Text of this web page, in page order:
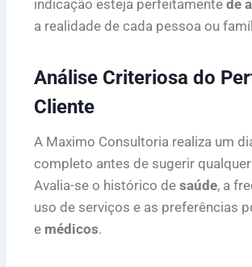
indicação esteja perfeitamente de
a realidade de cada pessoa ou
Análise Criteriosa do
Cliente
A Maximo Consultoria realiza um
completo antes de sugerir qualquer
Avalia-se o histórico de saúde, a
uso de serviços e as preferências
e médicos.